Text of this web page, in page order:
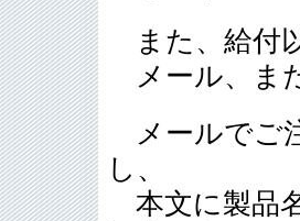
また、給付
メール、ま
メールでご
し、
本文に製品